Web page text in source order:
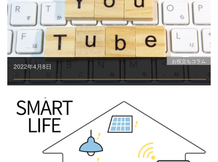
2022年4月8日
お役立ちコラム
群雄割拠のシニアユーチューバー！